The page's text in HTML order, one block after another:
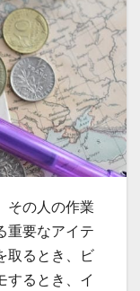
その人の作業
重要なアイテ
取るとき、ビ
するとき、イ